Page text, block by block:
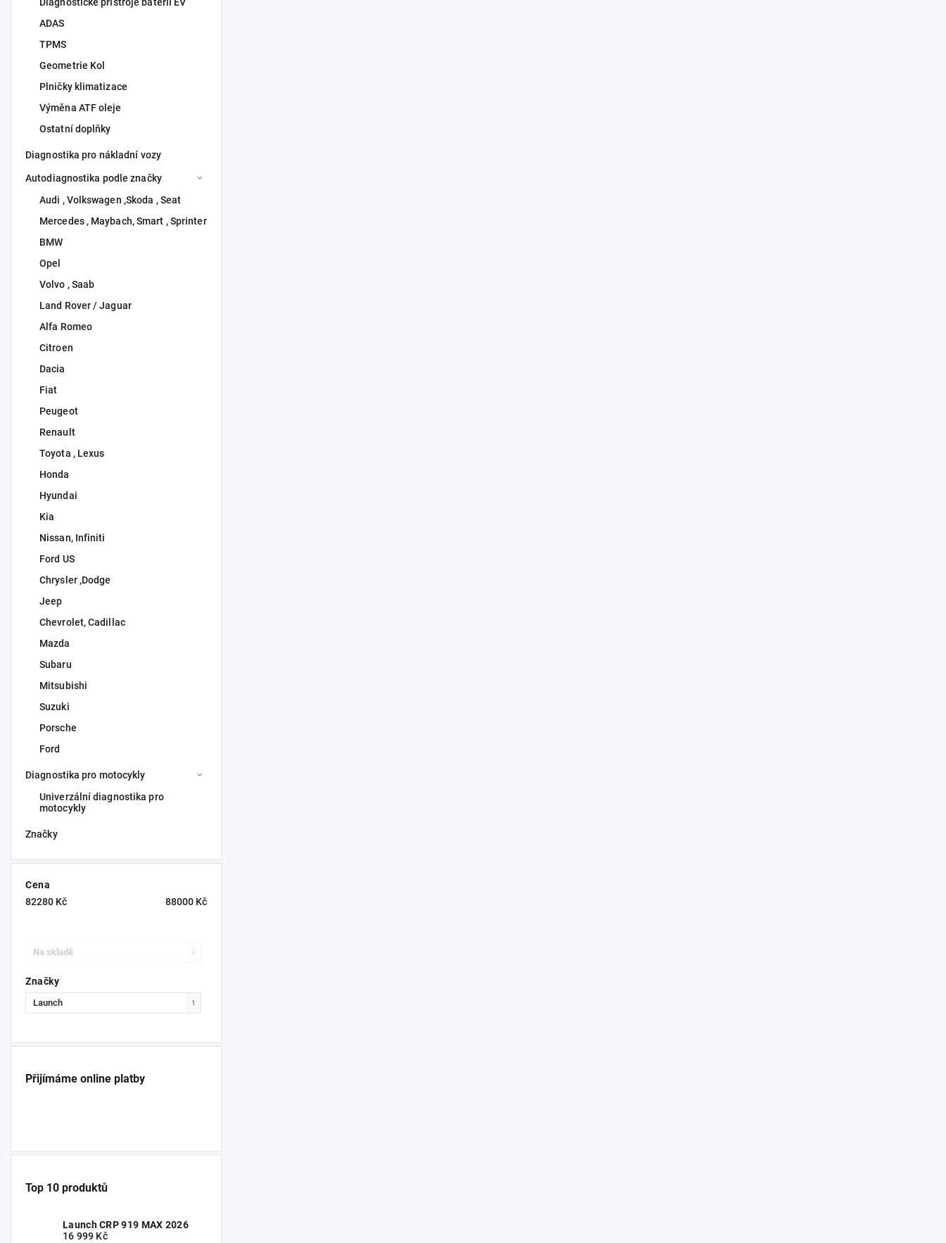
ADAS
TPMS
Geometrie Kol
Plničky klimatizace
Výměna ATF oleje
Ostatní doplňky
Diagnostika pro nákladní vozy
Autodiagnostika podle značky
Audi , Volkswagen ,Skoda , Seat
Mercedes , Maybach, Smart , Sprinter
BMW
Opel
Volvo , Saab
Land Rover / Jaguar
Alfa Romeo
Citroen
Dacia
Fiat
Peugeot
Renault
Toyota , Lexus
Honda
Hyundai
Kia
Nissan, Infiniti
Ford US
Chrysler ,Dodge
Jeep
Chevrolet, Cadillac
Mazda
Subaru
Mitsubishi
Suzuki
Porsche
Ford
Diagnostika pro motocykly
Univerzální diagnostika pro
motocykly
Značky
Cena
82280 Kč 88000 Kč
Na skladě 0
Značky
Launch 1
Přijímáme online platby
Top 10 produktů
Launch CRP 919 MAX 2026
16 999 Kč